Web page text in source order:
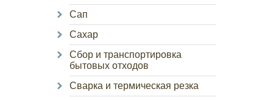
Сап
Сахар
Сбор и транспортировка
бытовых отходов
Сварка и термическая резка